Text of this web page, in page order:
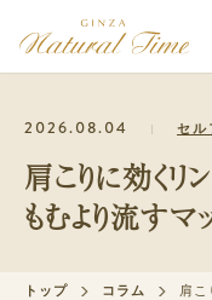
2026.08.04 セル
肩こりに効くリ
もむより流す
トップ コラム 肩